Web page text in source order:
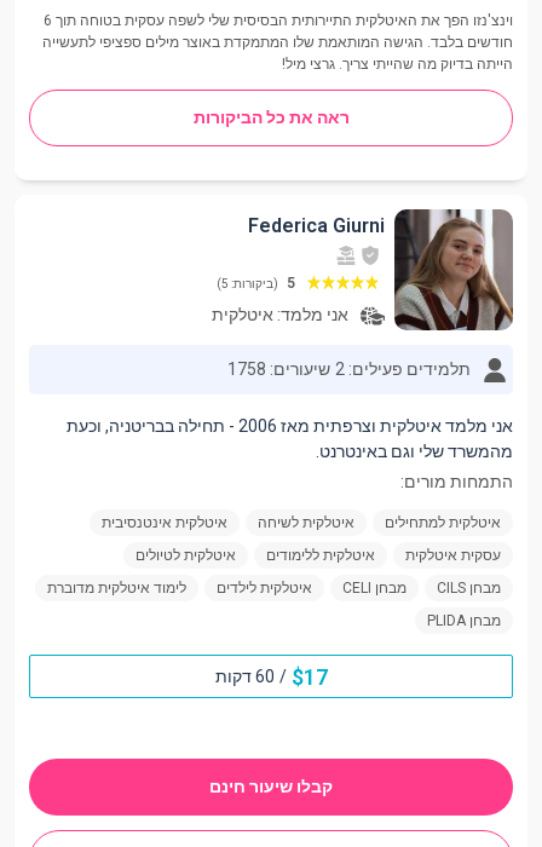
וינצ'נזו הפך את האיטלקית התיירותית הבסיסית שלי לשפה עסקית בטוחה תוך 6
חודשים בלבד. הגישה המותאמת שלו המתמקדת באוצר מילים ספציפי לתעשייה
הייתה בדיוק מה שהייתי צריך. גרצי מיל!
ראה את כל הביקורות
Federica Giurni
5 (ביקורות: 5)
אני מלמד: איטלקית
תלמידים פעילים: 2 שיעורים: 1758
אני מלמד איטלקית וצרפתית מאז 2006 - תחילה בבריטניה, וכעת
מהמשרד שלי וגם באינטרנט.
התמחות מורים:
איטלקית למתחילים איטלקית לשיחה
איטלקית אינטנסיבית
עסקית איטלקית
איטלקית ללימודים
איטלקית לטיולים
מבחן CILS
מבחן CELI איטלקית לילדים
לימוד איטלקית מדוברת
מבחן PLIDA
17
$
/ 60 דקות
קבלו שיעור חינם